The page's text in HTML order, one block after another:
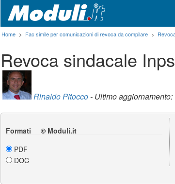
Home > Fac simile per comunicazioni di revoca da compilare >
Revoca sindacale
Rinaldo Pitocco- Ultimo
Formati © Moduli.it
PDF
DOC